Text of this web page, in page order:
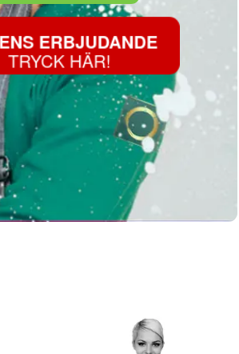
ERBJUDANDE
TRYCK HÄR!